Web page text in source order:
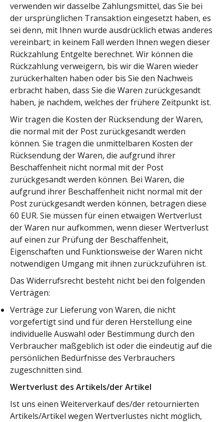
verwenden wir dasselbe Zahlungsmittel, das Sie bei
der ursprünglichen Transaktion eingesetzt haben, es
sei denn, mit Ihnen wurde ausdrücklich etwas anderes
vereinbart; in keinem Fall werden Ihnen wegen dieser
Rückzahlung Entgelte berechnet. Wir können die
Rückzahlung verweigern, bis wir die Waren wieder
zurückerhalten haben oder bis Sie den Nachweis
erbracht haben, dass Sie die Waren zurückgesandt
haben, je nachdem, welches der frühere Zeitpunkt ist.
Wir tragen die Kosten der Rücksendung der Waren,
die normal mit der Post zurückgesandt werden
können. Sie tragen die unmittelbaren Kosten der
Rücksendung der Waren, die aufgrund ihrer
Beschaffenheit nicht normal mit der Post
zurückgesandt werden können. Bei Waren, die
aufgrund ihrer Beschaffenheit nicht normal mit der
Post zurückgesandt werden können, betragen diese
60 EUR. Sie müssen für einen etwaigen Wertverlust
der Waren nur aufkommen, wenn dieser Wertverlust
auf einen zur Prüfung der Beschaffenheit,
Eigenschaften und Funktionsweise der Waren nicht
notwendigen Umgang mit ihnen zurückzuführen ist.
Das Widerrufsrecht besteht nicht bei den folgenden
Verträgen:
Verträge zur Lieferung von Waren, die nicht
vorgefertigt sind und für deren Herstellung eine
individuelle Auswahl oder Bestimmung durch den
Verbraucher maßgeblich ist oder die eindeutig auf die
persönlichen Bedürfnisse des Verbrauchers
zugeschnitten sind.
Wertverlust des Artikels/der Artikel
Ist uns einen Weiterverkauf des/der retournierten
Artikels/Artikel wegen Wertverlustes nicht möglich,